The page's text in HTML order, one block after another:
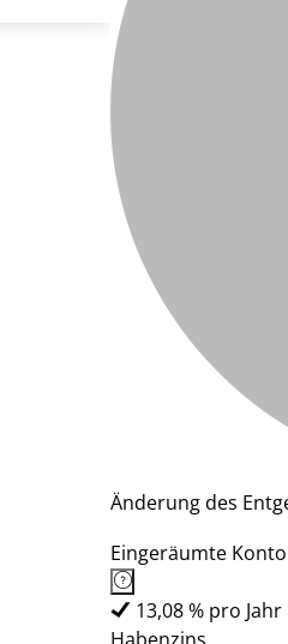
Änderung des
Eingeräumte
13,08 % pro Jahr